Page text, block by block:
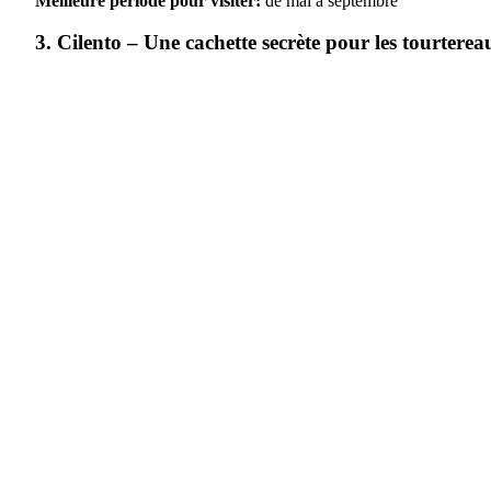
3. Cilento – Une cachette secrète pour les